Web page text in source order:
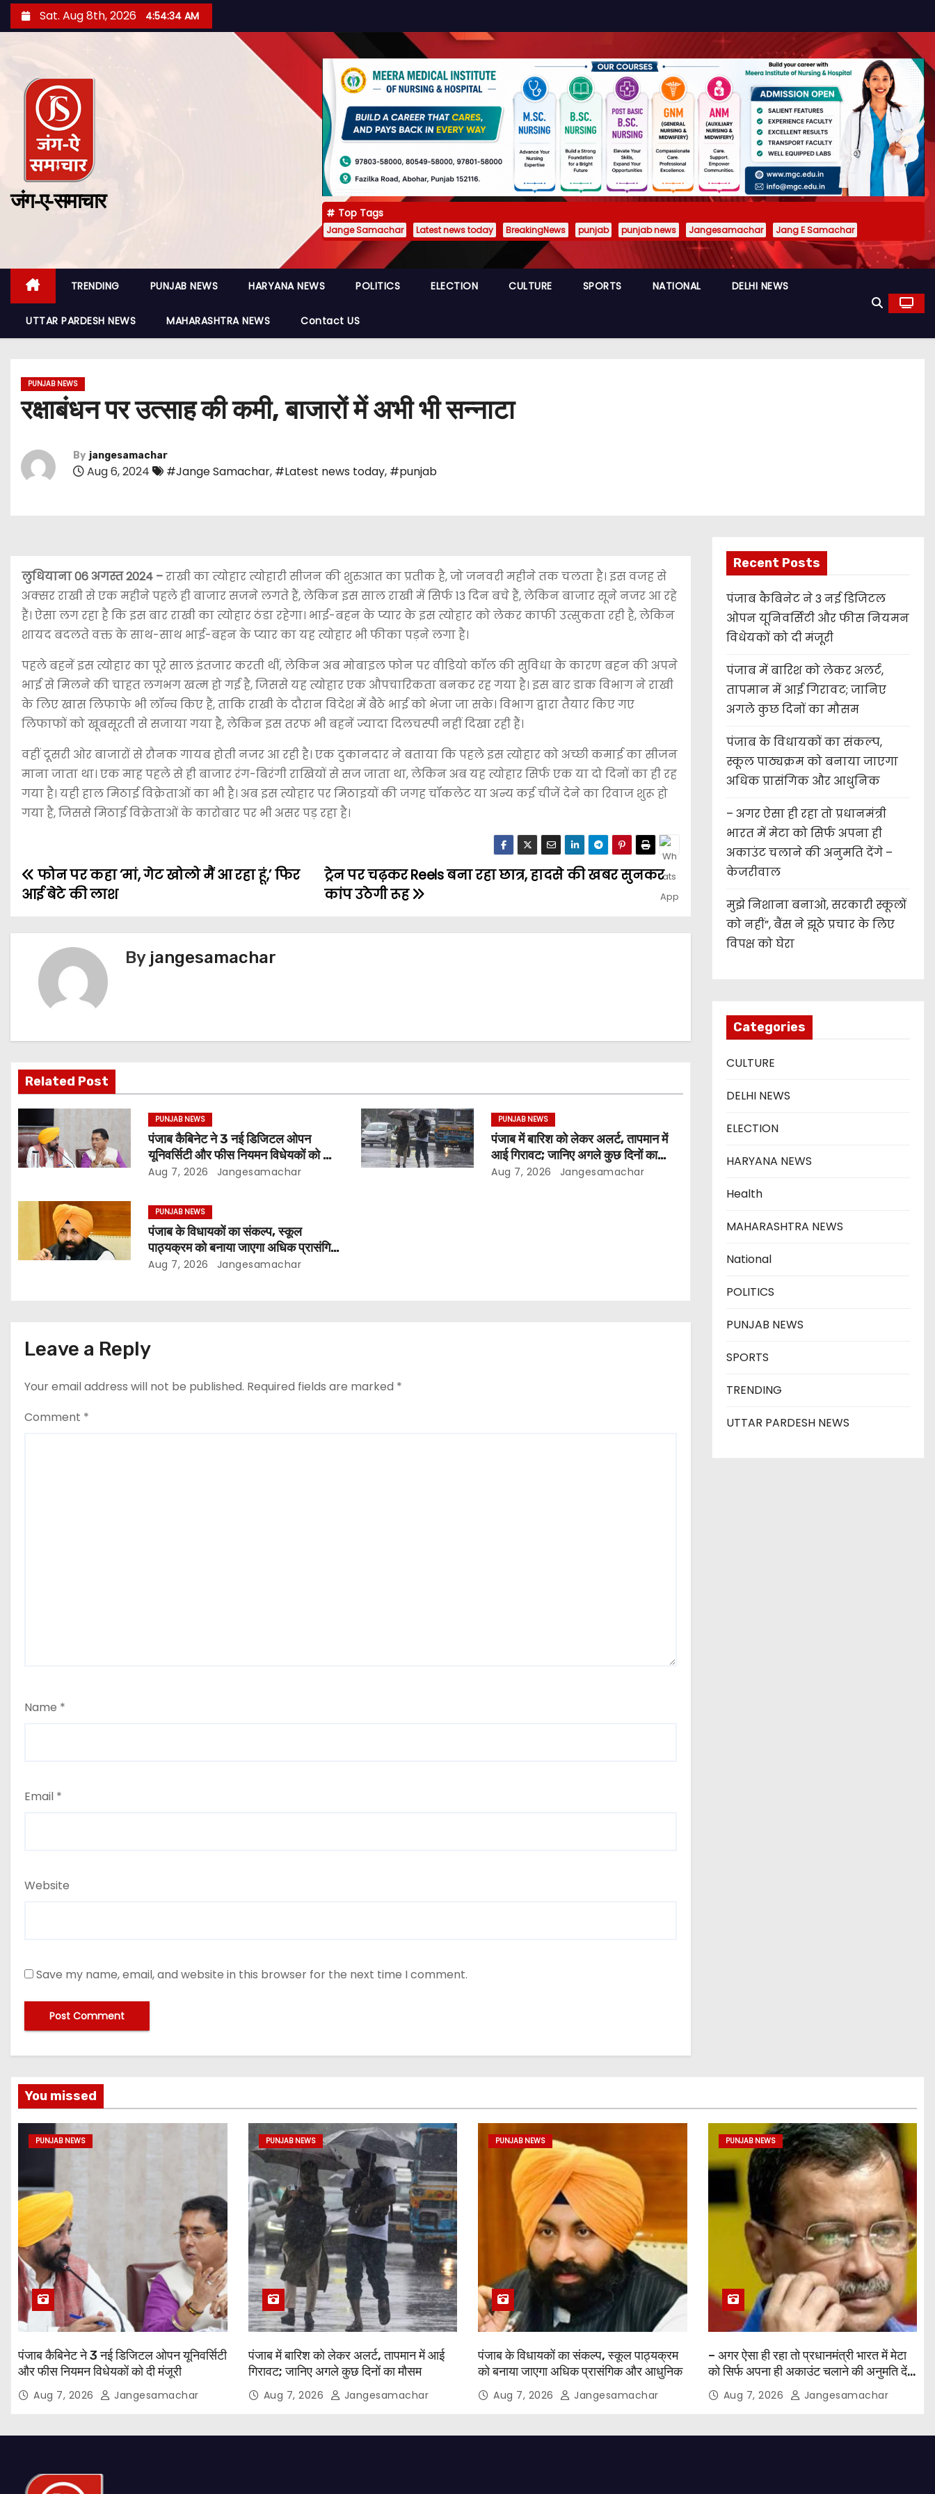
Sat. Aug 8th, 2026 4:54:36 AM
जंग-ए-समाचार
Top Tags
Jange Samachar Latest news today BreakingNews punjab punjab news Jangesamachar Jang E Samachar
TRENDING PUNJAB NEWS HARYANA NEWS POLITICS ELECTION CULTURE SPORTS NATIONAL DELHI NEWS
UTTAR PARDESH NEWS MAHARASHTRA NEWS Contact US
PUNJAB NEWS
रक्षाबंधन पर उत्साह की कमी, बाजारों में अभी भी सन्नाटा
By jangesamachar
Aug 6, 2024 #Jange Samachar, #Latest news today, #punjab
लुधियाना 06 अगस्त 2024 –राखी का त्योहार त्योहारी सीजन की शुरुआत का प्रतीक है, जो जनवरी महीने तक चलता है। इस वजह से
अक्सर राखी से एक महीने पहले ही बाजार सजने लगते हैं, लेकिन इस साल राखी में सिर्फ 13 दिन बचे हैं, लेकिन बाजार सूने नजर आ रहे
हैं। ऐसा लग रहा है कि इस बार राखी का त्योहार ठंडा रहेगा। भाई-बहन के प्यार के इस त्योहार को लेकर काफी उत्सुकता रही है, लेकिन
शायद बदलते वक्त के साथ-साथ भाई-बहन के प्यार का यह त्योहार भी फीका पड़ने लगा है।
पहले बहनें इस त्योहार का पूरे साल इंतजार करती थीं, लेकिन अब मोबाइल फोन पर वीडियो कॉल की सुविधा के कारण बहन की अपने
भाई से मिलने की चाहत लगभग खत्म हो गई है, जिससे यह त्योहार एक औपचारिकता बनकर रह गया है। इस बार डाक विभाग ने राखी
के लिए खास लिफाफे भी लॉन्च किए हैं, ताकि राखी के दौरान विदेश में बैठे भाई को भेजा जा सके। विभाग द्वारा तैयार किए गए
लिफाफों को खूबसूरती से सजाया गया है, लेकिन इस तरफ भी बहनें ज्यादा दिलचस्पी नहीं दिखा रही हैं।
वहीं दूसरी ओर बाजारों से रौनक गायब होती नजर आ रही है। एक दुकानदार ने बताया कि पहले इस त्योहार को अच्छी कमाई का सीजन
माना जाता था। एक माह पहले से ही बाजार रंग-बिरंगी राखियों से सज जाता था, लेकिन अब यह त्योहार सिर्फ एक या दो दिनों का ही रह
गया है। यही हाल मिठाई विक्रेताओं का भी है। अब इस त्योहार पर मिठाइयों की जगह चॉकलेट या अन्य कई चीजें देने का रिवाज शुरू हो
गया है, जिससे मिठाई विक्रेताओं के कारोबार पर भी असर पड़ रहा है।
ट्रेन पर चढ़कर Reels बना रहा छात्र, हादसे की खबर सुनकर
कांप उठेगी रूह
फोन पर कहा ‘मां, गेट खोलो मैं आ रहा हूं,’ फिर
आई बेटे की लाश
By jangesamachar
Related Post
PUNJAB NEWS
पंजाब कैबिनेट ने 3 नई डिजिटल ओपन
यूनिवर्सिटी और फीस नियमन विधेयकों को दी
मंजूरी
Aug 7, 2026 Jangesamachar
PUNJAB NEWS
पंजाब में बारिश को लेकर अलर्ट, तापमान में
आई गिरावट; जानिए अगले कुछ दिनों का
मौसम
Aug 7, 2026 Jangesamachar
PUNJAB NEWS
पंजाब के विधायकों का संकल्प, स्कूल
पाठ्यक्रम को बनाया जाएगा अधिक प्रासंगिक
और आधुनिक
Aug 7, 2026 Jangesamachar
Leave a Reply
Your email address will not be published. Required fields are marked *
Comment *
Name *
Email *
Website
Save my name, email, and website in this browser for the next time I comment.
Recent Posts
पंजाब कैबिनेट ने 3 नई डिजिटल
ओपन यूनिवर्सिटी और फीस नियमन
विधेयकों को दी मंजूरी
पंजाब में बारिश को लेकर अलर्ट,
तापमान में आई गिरावट; जानिए
अगले कुछ दिनों का मौसम
पंजाब के विधायकों का संकल्प,
स्कूल पाठ्यक्रम को बनाया जाएगा
अधिक प्रासंगिक और आधुनिक
– अगर ऐसा ही रहा तो प्रधानमंत्री
भारत में मेटा को सिर्फ अपना ही
अकाउंट चलाने की अनुमति देंगे –
केजरीवाल
मुझे निशाना बनाओ, सरकारी स्कूलों
को नहीं”, बैंस ने झूठे प्रचार के लिए
विपक्ष को घेरा
Categories
CULTURE
DELHI NEWS
ELECTION
HARYANA NEWS
Health
MAHARASHTRA NEWS
National
POLITICS
PUNJAB NEWS
SPORTS
TRENDING
UTTAR PARDESH NEWS
You missed
PUNJAB NEWS
पंजाब कैबिनेट ने 3 नई डिजिटल ओपन यूनिवर्सिटी
और फीस नियमन विधेयकों को दी मंजूरी
Aug 7, 2026 Jangesamachar
PUNJAB NEWS
पंजाब में बारिश को लेकर अलर्ट, तापमान में आई
गिरावट; जानिए अगले कुछ दिनों का मौसम
Aug 7, 2026 Jangesamachar
PUNJAB NEWS
पंजाब के विधायकों का संकल्प, स्कूल पाठ्यक्रम
को बनाया जाएगा अधिक प्रासंगिक और आधुनिक
Aug 7, 2026 Jangesamachar
PUNJAB NEWS
– अगर ऐसा ही रहा तो प्रधानमंत्री भारत में मेटा
को सिर्फ अपना ही अकाउंट चलाने की अनुमति देंगे
– केजरीवाल
Aug 7, 2026 Jangesamachar